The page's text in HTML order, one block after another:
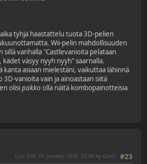
tyhjä haastattelu tuota 3D-pelien
Wii-pelin mahdollisuuden
vanhalla "Castlevanioita pelataan
väsyy nyyh nyyh" saarnalla.
kanta asiaan mielestäni, vaikuttaa lähinnä
3D-vanioita vain ja ainoastaan siitä
olisipakko olla näitä kombopainotteisia
#23
Last Edit: 01 January 1970, 02:00 by Guest